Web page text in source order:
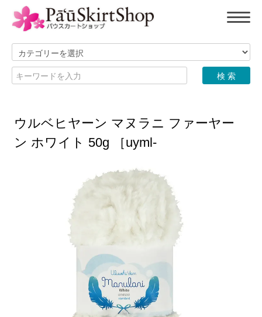
ウルベヒヤーン マヌラニ ファーヤー
ン ホワイト 50g ［uyml-